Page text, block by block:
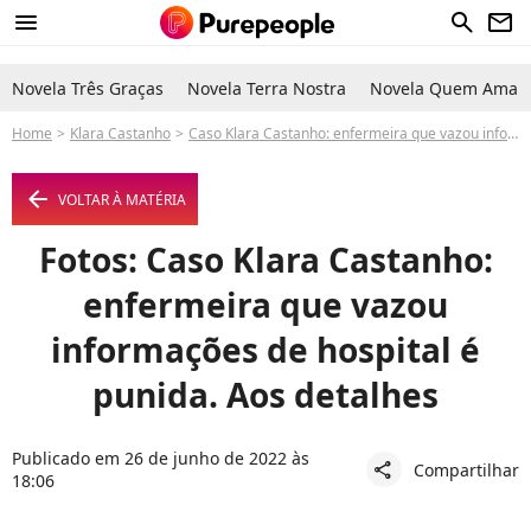
menu search newsletter
Novela Três Graças Novela Terra Nostra Novela Quem Ama
Home Klara Castanho Caso Klara Castanho: enfermeira que vazou informações de hospital é punida. Aos detalhes
arrow_left VOLTAR À MATÉRIA
Fotos: Caso Klara Castanho:
enfermeira que vazou
informações de hospital é
punida. Aos detalhes
Publicado em 26 de junho de 2022 às
18:06
share Compartilhar